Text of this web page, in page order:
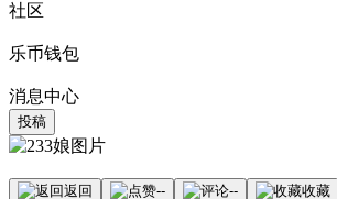
社区
乐币钱包
消息中心
投稿
返回 -- -- 收藏